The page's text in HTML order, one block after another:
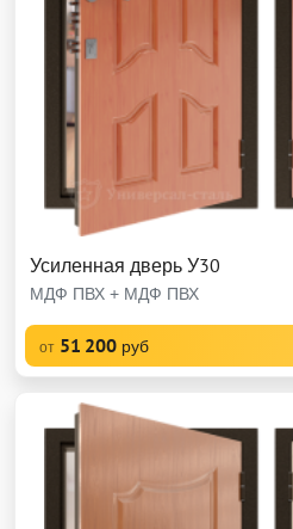
Усиленная дверь У30
МДФ ПВХ + МДФ ПВХ
от 51 200 руб